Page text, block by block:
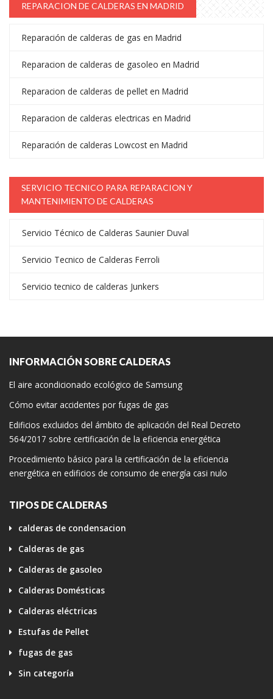
REPARACION DE CALDERAS EN MADRID
Reparación de calderas de gas en Madrid
Reparacion de calderas de gasoleo en Madrid
Reparacion de calderas de pellet en Madrid
Reparacion de calderas electricas en Madrid
Reparación de calderas Lowcost en Madrid
SERVICIO TECNICO PARA REPARACION Y
MANTENIMIENTO DE CALDERAS
Servicio Técnico de Calderas Saunier Duval
Servicio Tecnico de Calderas Ferroli
Servicio tecnico de calderas Junkers
INFORMACIÓN SOBRE CALDERAS
El aire acondicionado ecológico de Samsung
Cómo evitar accidentes por fugas de gas
Edificios excluidos del ámbito de aplicación del Real Decreto
564/2017 sobre certificación de la eficiencia energética
Procedimiento básico para la certificación de la eficiencia
energética en edificios de consumo de energía casi nulo
TIPOS DE CALDERAS
calderas de condensacion
Calderas de gas
Calderas de gasoleo
Calderas Domésticas
Calderas eléctricas
Estufas de Pellet
fugas de gas
Sin categoría